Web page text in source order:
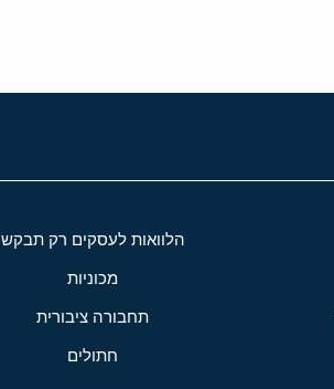
הלוואות לעסקים רק תבקש
מכוניות
תחבורה ציבורית
חתולים